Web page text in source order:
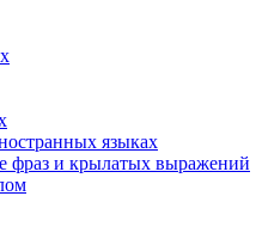
языках
фраз и крылатых выражений